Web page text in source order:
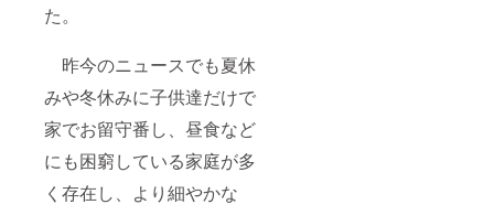
た。
昨今のニュースでも夏休
みや冬休みに子供達だけで
家でお留守番し、昼食など
にも困窮している家庭が多
く存在し、より細やかな